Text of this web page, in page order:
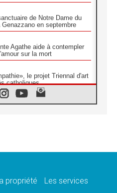
de Notre Dame du
Genazzano en septembre
Agathe aide à contempler
sur la mort
le projet Triennal d'art
catholiques
la parole aux religieuses
propriété
Les services